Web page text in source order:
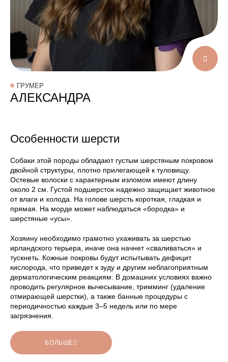
ГРУМЕР
АЛЕКСАНДРА
Особенности шерсти
Собаки этой породы обладают густым шерстяным покровом
двойной структуры, плотно прилегающей к туловищу.
Остевые волоски с характерным изломом имеют длину
около 2 см. Густой подшерсток надежно защищает животное
от влаги и холода. На голове шерсть короткая, гладкая и
прямая. На морде может наблюдаться «бородка» и
шерстяные «усы».
Хозяину необходимо грамотно ухаживать за шерстью
ирландского терьера, иначе она начнет «сваливаться» и
тускнеть. Кожные покровы будут испытывать дефицит
кислорода, что приведет к зуду и другим неблагоприятным
дерматологическим реакциям. В домашних условиях важно
проводить регулярное вычесывание, тримминг (удаление
отмирающей шерстки), а также банные процедуры с
периодичностью каждые 3–5 недель или по мере
загрязнения.
БОЛЬШЕ